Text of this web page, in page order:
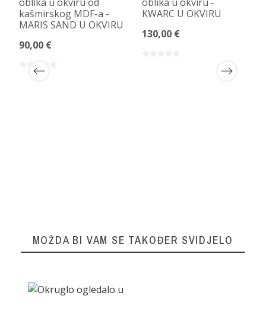
kašmirskog MDF-a -
MARIS SAND U OKVIRU
90,00 €
KWARC U OKVIRU
130,00 €
MOŽDA BI VAM SE TAKOĐER SVIDJELO